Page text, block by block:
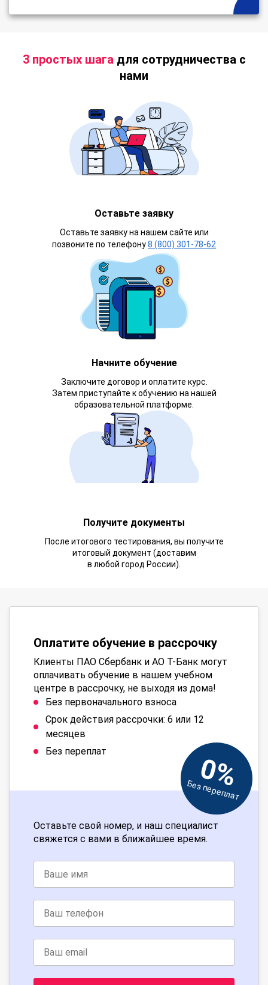
3 простых шагадля сотрудничества с
нами
Оставьте заявку
Оставьте заявку на нашем сайте или
позвоните по телефону8 (800) 301-78-62
Начните обучение
Заключите договор и оплатите курс.
Затем приступайте к обучению на нашей
образовательной платформе.
Получите документы
После итогового тестирования, вы получите
итоговый документ (доставим
в любой город России).
Оплатите обучение в рассрочку
Клиенты ПАО Сбербанк и АО Т-Банк могут
оплачивать обучение в нашем учебном
центре в рассрочку, не выходя из дома!
Без первоначального взноса
Срок действия рассрочки: 6 или 12
месяцев
Без переплат
0%
Без переплат
Оставьте свой номер, и наш специалист
свяжется с вами в ближайшее время.